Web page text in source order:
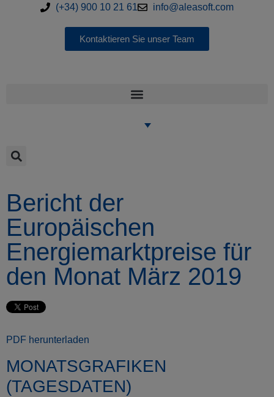
(+34) 900 10 21 61 info@aleasoft.com
Kontaktieren Sie unser Team
Bericht der
Europäischen
Energiemarktpreise für
den Monat März 2019
PDF herunterladen
MONATSGRAFIKEN
(TAGESDATEN)